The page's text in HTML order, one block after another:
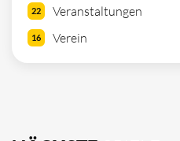
22 Veranstaltungen
16 Verein